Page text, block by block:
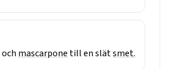
och mascarpone tillenslätsmet.